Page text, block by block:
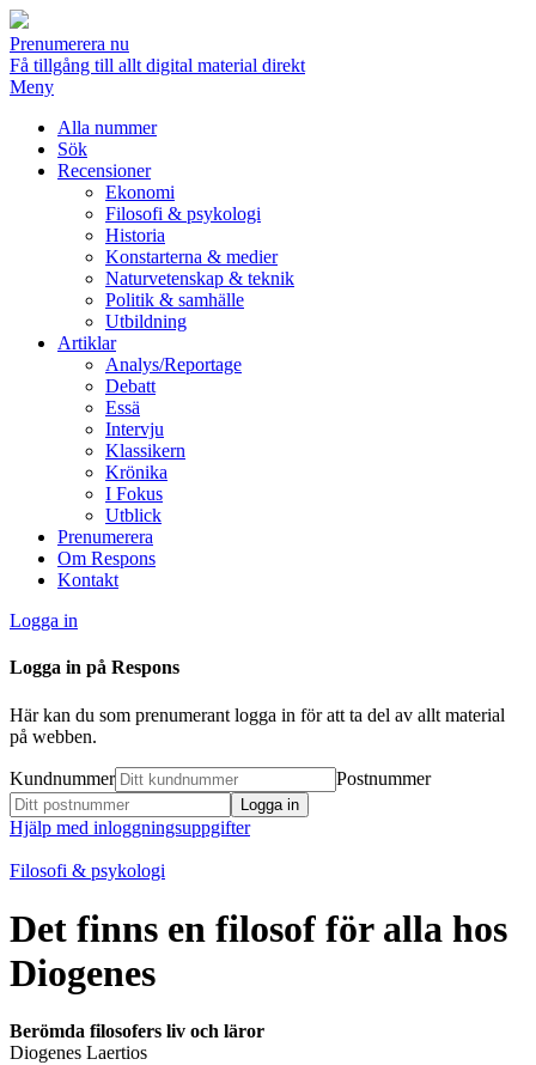
Prenumerera nu
Få tillgång till allt digital material direkt
Meny
Alla nummer
Sök
Recensioner
Ekonomi
Filosofi & psykologi
Historia
Konstarterna & medier
Naturvetenskap & teknik
Politik & samhälle
Utbildning
Artiklar
Analys/Reportage
Debatt
Essä
Intervju
Klassikern
Krönika
I Fokus
Utblick
Prenumerera
Om Respons
Kontakt
Logga in
Logga in på Respons
Här kan du som prenumerant logga in för att ta del av allt material
på webben.
Kundnummer Postnummer
Hjälp med inloggningsuppgifter
Filosofi & psykologi
Det finns en filosof för alla hos
Diogenes
Berömda filosofers liv och läror
Diogenes Laertios